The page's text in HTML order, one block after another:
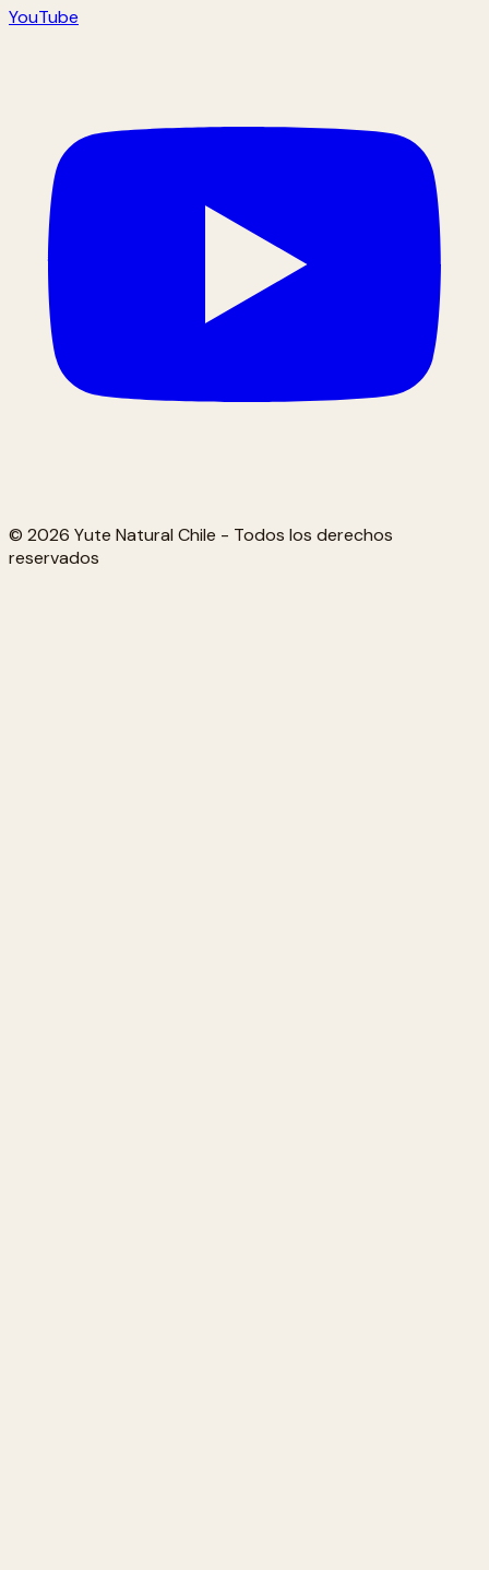
YouTube
© 2026 Yute Natural Chile - Todos los derechos
reservados